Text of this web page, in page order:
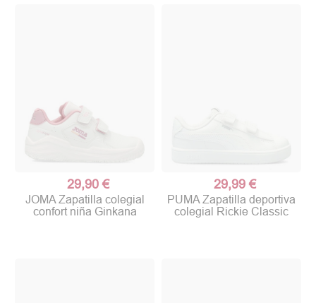
29,90 €
JOMA Zapatilla colegial
confort niña Ginkana
29,99 €
PUMA Zapatilla deportiva
colegial Rickie Classic